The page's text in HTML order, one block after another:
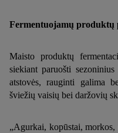
Fermentuojamų produktų
Maisto produktų
siekiant paruošti
atstovės, rauginti galima
šviežių vaisių bei daržovių
„Agurkai, kopūstai,